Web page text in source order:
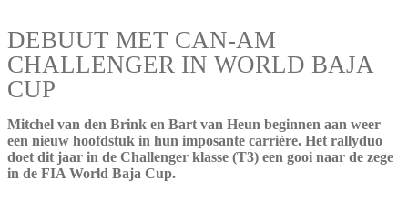
DEBUUT MET CAN-AM
CHALLENGER IN WORLD BAJA
CUP
Mitchel van den Brink en Bart van Heun beginnen aan weer
een nieuw hoofdstuk in hun imposante carrière. Het rallyduo
doet dit jaar in de Challenger klasse (T3) een gooi naar de zege
in de FIA World Baja Cup.